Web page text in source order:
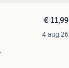
€ 11,99
4 aug 26